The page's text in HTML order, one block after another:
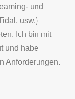
und
usw.)
Ich bin mit
und habe
Anforderungen.